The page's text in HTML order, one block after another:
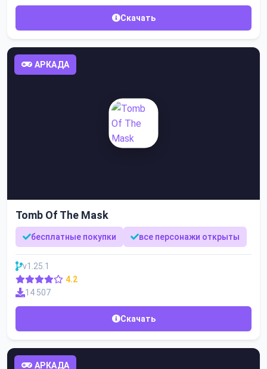
Скачать
АРКАДА
Tomb Of The Mask
бесплатные покупки все персонажи открыты
v1.25.1
4.2
14 507
Скачать
АРКАДА